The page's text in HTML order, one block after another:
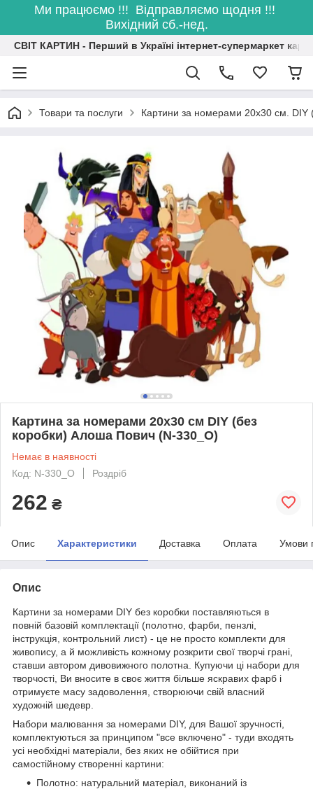
Ми працюємо !!! Відправляємо щодня !!!
Вихідний сб.-нед.
СВІТ КАРТИН - Перший в Україні інтернет-супермаркет
Товари та послуги Картини за номерами 20х30 см. DIY
Картина за номерами 20х30 см DIY (без
коробки) Алоша Пович (N-330_O)
Немає в наявності
Код: N-330_O
Роздріб
262 ₴
Опис Характеристики Доставка Оплата Умови
Опис
Картини за номерами DIY без коробки поставляються в
повній базовій комплектації (полотно, фарби, пензлі,
інструкція, контрольний лист) - це не просто комплекти для
живопису, а й можливість кожному розкрити свої творчі грані,
ставши автором дивовижного полотна. Купуючи ці набори для
творчості, Ви вносите в своє життя більше яскравих фарб і
отримуєте масу задоволення, створюючи свій власний
художній шедевр.
Набори малювання за номерами DIY, для Вашої зручності,
комплектуються за принципом "все включено" - туди входять
усі необхідні матеріали, без яких не обійтися при
самостійному створенні картини:
Полотно: натуральний матеріал, виконаний із